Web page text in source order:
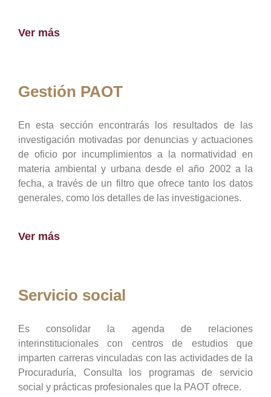
Ver más
Gestión PAOT
En esta sección encontrarás los resultados de las
investigación motivadas por denuncias y actuaciones
de oficio por incumplimientos a la normatividad en
materia ambiental y urbana desde el año 2002 a la
fecha, a través de un filtro que ofrece tanto los datos
generales, como los detalles de las investigaciones.
Ver más
Servicio social
Es consolidar la agenda de relaciones
interinstitucionales con centros de estudios que
imparten carreras vinculadas con las actividades de la
Procuraduría, Consulta los programas de servicio
social y prácticas profesionales que la PAOT ofrece.